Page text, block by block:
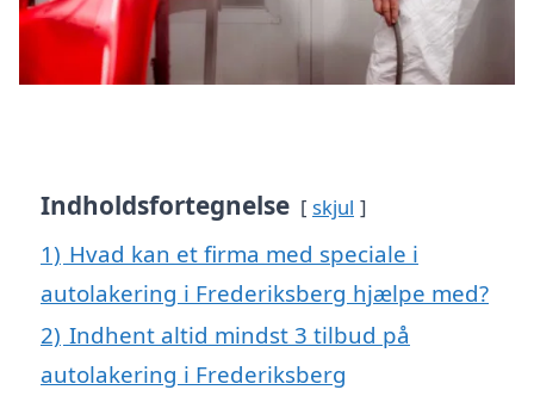
Indholdsfortegnelse skjul
1) Hvad kan et firma med speciale i
autolakering i Frederiksberg hjælpe med?
2) Indhent altid mindst 3 tilbud på
autolakering i Frederiksberg